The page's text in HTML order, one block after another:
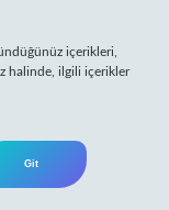
içerikleri,
halinde, ilgili içerikler